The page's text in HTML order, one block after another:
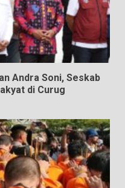
Andra Soni, Seskab
di Curug